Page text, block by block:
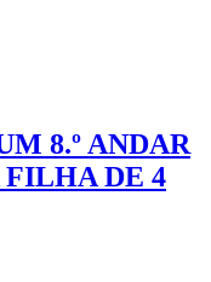
8.º ANDAR
DE 4